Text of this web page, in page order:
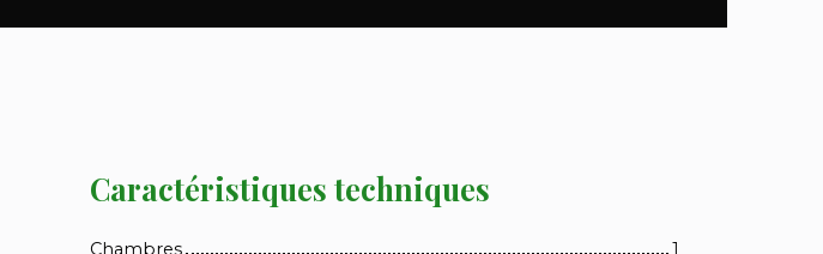
Caractéristiques techniques
Chambres 1